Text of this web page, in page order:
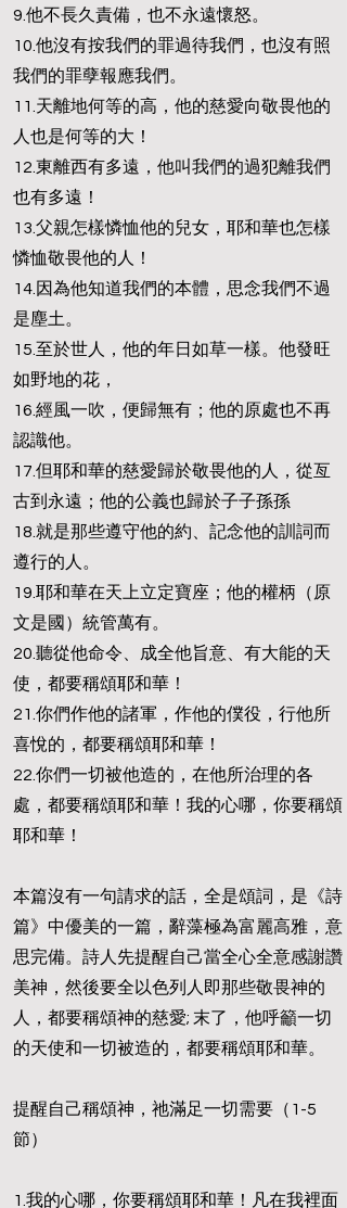
9.他不長久責備，也不永遠懷怒。
10.他沒有按我們的罪過待我們，也沒有照
我們的罪孽報應我們。
11.天離地何等的高，他的慈愛向敬畏他的
人也是何等的大！
12.東離西有多遠，他叫我們的過犯離我們
也有多遠！
13.父親怎樣憐恤他的兒女，耶和華也怎樣
憐恤敬畏他的人！
14.因為他知道我們的本體，思念我們不過
是塵土。
15.至於世人，他的年日如草一樣。他發旺
如野地的花，
16.經風一吹，便歸無有；他的原處也不再
認識他。
17.但耶和華的慈愛歸於敬畏他的人，從亙
古到永遠；他的公義也歸於子子孫孫
18.就是那些遵守他的約、記念他的訓詞而
遵行的人。
19.耶和華在天上立定寶座；他的權柄（原
文是國）統管萬有。
20.聽從他命令、成全他旨意、有大能的天
使，都要稱頌耶和華！
21.你們作他的諸軍，作他的僕役，行他所
喜悅的，都要稱頌耶和華！
22.你們一切被他造的，在他所治理的各
處，都要稱頌耶和華！我的心哪，你要稱頌
耶和華！
本篇沒有一句請求的話，全是頌詞，是《詩
篇》中優美的一篇，辭藻極為富麗高雅，意
思完備。詩人先提醒自己當全心全意感謝讚
美神，然後要全以色列人即那些敬畏神的
人，都要稱頌神的慈愛; 末了，他呼籲一切
的天使和一切被造的，都要稱頌耶和華。
提醒自己稱頌神，祂滿足一切需要（1-5
節）
1.我的心哪，你要稱頌耶和華！凡在我裡面